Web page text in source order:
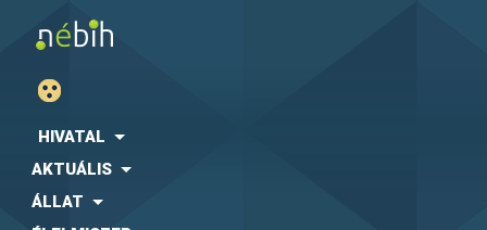
HIVATAL
AKTUÁLIS
ÁLLAT